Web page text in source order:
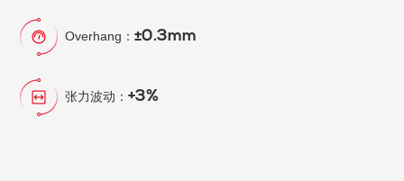
Overhang： ±0.3mm
张力波动： +3%